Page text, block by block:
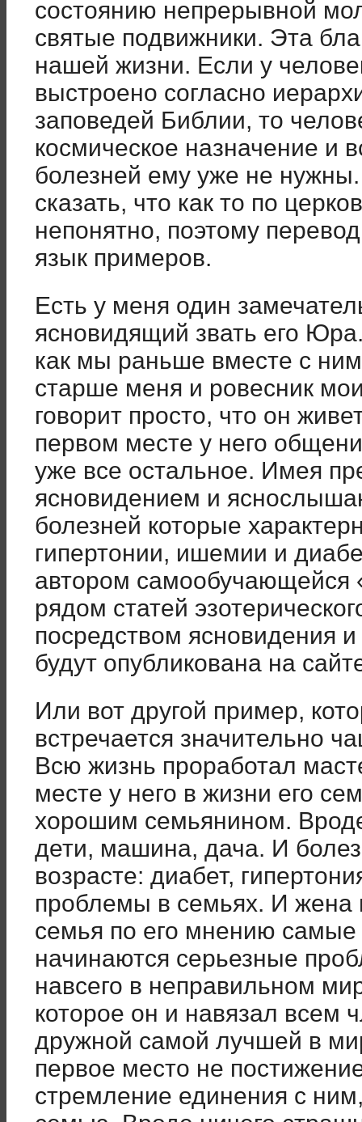
состоянию непрерывной
святые подвижники. Эта
нашей жизни. Если у
выстроено согласно
заповедей Библии, то
космическое назначение и
болезней ему уже не
сказать, что как то по
непонятно, поэтому
язык примеров.
Есть у меня один
ясновидящий звать его
как мы раньше вместе с
старше меня и ровесник
говорит просто, что он
первом месте у него
уже все остальное. Имея
ясновидением и
болезней которые
гипертонии, ишемии и
автором самообучающейся
рядом статей
посредством ясновидения
будут опубликована на
Или вот другой пример,
встречается значительно
Всю жизнь проработал
месте у него в жизни его
хорошим семьянином.
дети, машина, дача. И
возрасте: диабет,
проблемы в семьях. И жена
семья по его мнению самые
начинаются серьезные
навсего в неправильном
которое он и навязал всем
дружной самой лучшей в
первое место не
стремление единения с